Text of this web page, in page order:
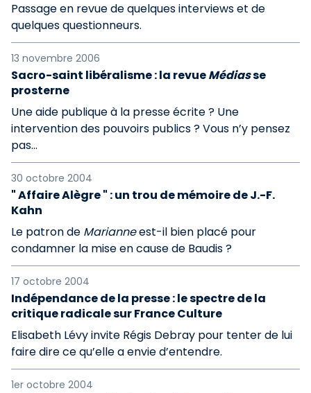
Passage en revue de quelques interviews et de
quelques questionneurs.
13 novembre 2006
Sacro-saint libéralisme : la revueMédiasse
prosterne
Une aide publique à la presse écrite ? Une
intervention des pouvoirs publics ? Vous n’y pensez
pas...
30 octobre 2004
" Affaire Alègre " : un trou de mémoire de J.-F.
Kahn
Le patron de Marianneest-il bien placé pour
condamner la mise en cause de Baudis ?
17 octobre 2004
Indépendance de la presse : le spectre de la
critique radicale sur France Culture
Elisabeth Lévy invite Régis Debray pour tenter de lui
faire dire ce qu’elle a envie d’entendre.
1er octobre 2004